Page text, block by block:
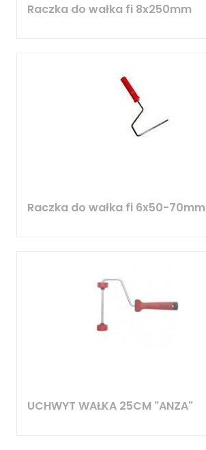
Raczka do wałka fi 8x250mm
Raczka do wałka fi 6x50-70mm
UCHWYT WAŁKA 25CM "ANZA"